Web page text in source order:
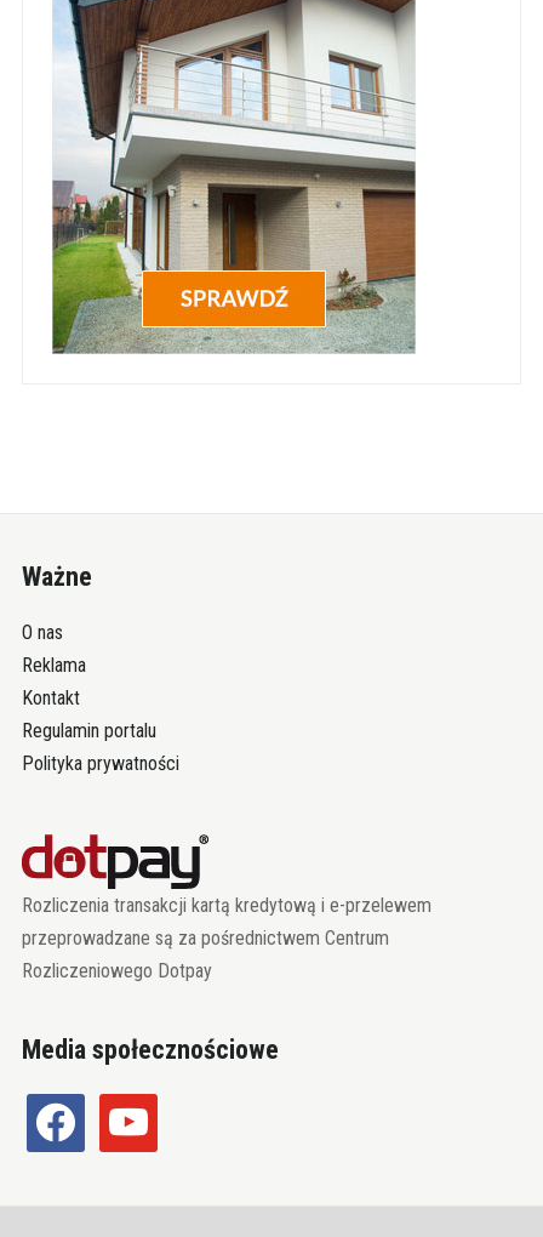
Ważne
O nas
Reklama
Kontakt
Regulamin portalu
Polityka prywatności
Rozliczenia transakcji kartą kredytową i e-przelewem
przeprowadzane są za pośrednictwem Centrum
Rozliczeniowego Dotpay
Media społecznościowe
facebook youtube